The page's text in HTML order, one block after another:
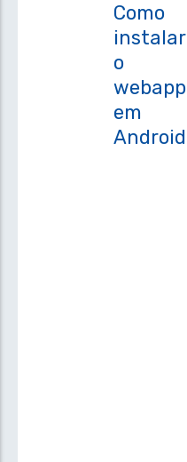
Como
instalar
o
webapp
em
Android